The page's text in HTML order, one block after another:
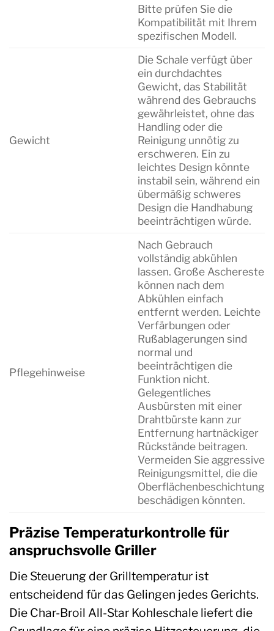
Bitte prüfen Sie die
Kompatibilität mit Ihrem
spezifischen Modell.
Gewicht
Die Schale verfügt über
ein durchdachtes
Gewicht, das Stabilität
während des Gebrauchs
gewährleistet, ohne das
Handling oder die
Reinigung unnötig zu
erschweren. Ein zu
leichtes Design könnte
instabil sein, während ein
übermäßig schweres
Design die Handhabung
beeinträchtigen würde.
Pflegehinweise
Nach Gebrauch
vollständig abkühlen
lassen. Große Aschereste
können nach dem
Abkühlen einfach
entfernt werden. Leichte
Verfärbungen oder
Rußablagerungen sind
normal und
beeinträchtigen die
Funktion nicht.
Gelegentliches
Ausbürsten mit einer
Drahtbürste kann zur
Entfernung hartnäckiger
Rückstände beitragen.
Vermeiden Sie aggressive
Reinigungsmittel, die die
Oberflächenbeschichtung
beschädigen könnten.
Präzise Temperaturkontrolle für
anspruchsvolle Griller
Die Steuerung der Grilltemperatur ist
entscheidend für das Gelingen jedes Gerichts.
Die Char-Broil All-Star Kohleschale liefert die